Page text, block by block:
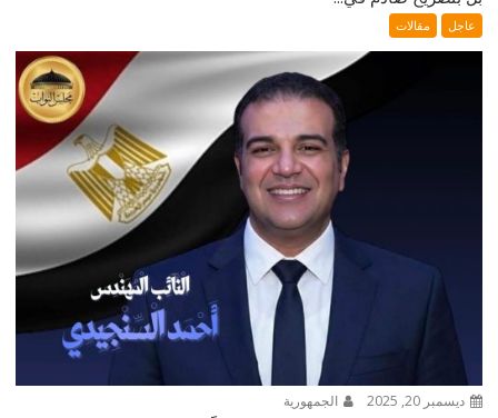
عاجل مقالات
ديسمبر 20, 2025 الجمهورية